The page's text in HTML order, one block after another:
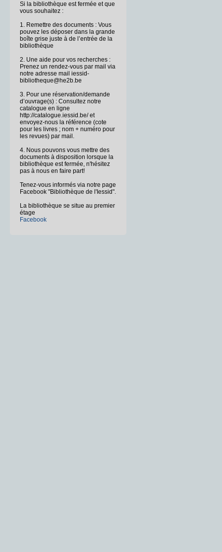
Si la bibliothèque est fermée et que
vous souhaitez :
1. Remettre des documents : Vous
pouvez les déposer dans la grande
boîte grise juste à de l’entrée de la
bibliothèque
2. Une aide pour vos recherches :
Prenez un rendez-vous par mail via
notre adresse mail iessid-
bibliotheque@he2b.be
3. Pour une réservation/demande
d’ouvrage(s) : Consultez notre
catalogue en ligne
http://catalogue.iessid.be/ et
envoyez-nous la référence (cote
pour les livres ; nom + numéro pour
les revues) par mail.
4. Nous pouvons vous mettre des
documents à disposition lorsque la
bibliothèque est fermée, n'hésitez
pas à nous en faire part!
Tenez-vous informés via notre page
Facebook "Bibliothèque de l'Iessid".
La bibliothèque se situe au premier
étage
Facebook